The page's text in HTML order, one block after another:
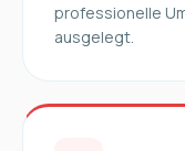
professionelle
ausgelegt.